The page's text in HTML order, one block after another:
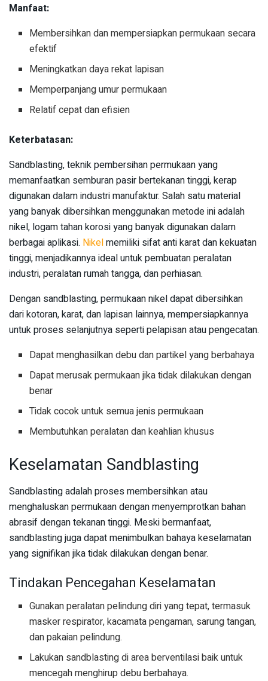
Manfaat:
Membersihkan dan mempersiapkan permukaan secara
efektif
Meningkatkan daya rekat lapisan
Memperpanjang umur permukaan
Relatif cepat dan efisien
Keterbatasan:
Sandblasting, teknik pembersihan permukaan yang
memanfaatkan semburan pasir bertekanan tinggi, kerap
digunakan dalam industri manufaktur. Salah satu material
yang banyak dibersihkan menggunakan metode ini adalah
nikel, logam tahan korosi yang banyak digunakan dalam
berbagai aplikasi. Nikelmemiliki sifat anti karat dan kekuatan
tinggi, menjadikannya ideal untuk pembuatan peralatan
industri, peralatan rumah tangga, dan perhiasan.
Dengan sandblasting, permukaan nikel dapat dibersihkan
dari kotoran, karat, dan lapisan lainnya, mempersiapkannya
untuk proses selanjutnya seperti pelapisan atau pengecatan.
Dapat menghasilkan debu dan partikel yang berbahaya
Dapat merusak permukaan jika tidak dilakukan dengan
benar
Tidak cocok untuk semua jenis permukaan
Membutuhkan peralatan dan keahlian khusus
Keselamatan Sandblasting
Sandblasting adalah proses membersihkan atau
menghaluskan permukaan dengan menyemprotkan bahan
abrasif dengan tekanan tinggi. Meski bermanfaat,
sandblasting juga dapat menimbulkan bahaya keselamatan
yang signifikan jika tidak dilakukan dengan benar.
Tindakan Pencegahan Keselamatan
Gunakan peralatan pelindung diri yang tepat, termasuk
masker respirator, kacamata pengaman, sarung tangan,
dan pakaian pelindung.
Lakukan sandblasting di area berventilasi baik untuk
mencegah menghirup debu berbahaya.